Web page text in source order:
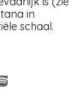
in
schaal.